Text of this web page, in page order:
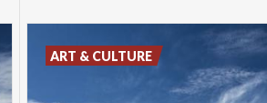
ART & CULTURE